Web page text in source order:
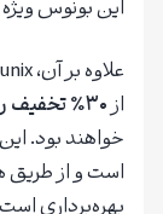
این بونوس
از۳۰٪ تخفیف روی پلن‌های اشتراکی KoinX
خواهند بود.